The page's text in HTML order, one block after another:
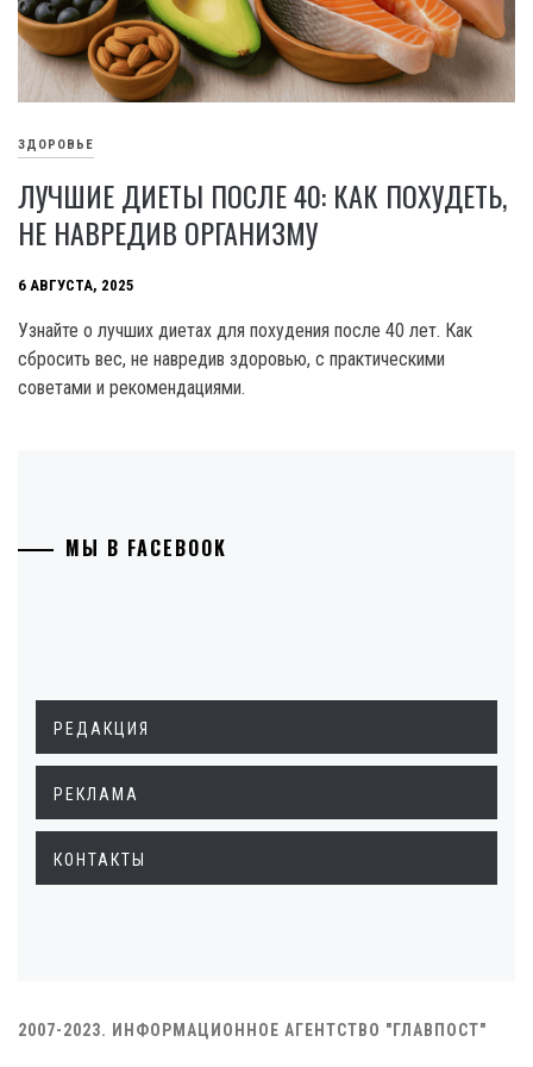
ЗДОРОВЬЕ
ЛУЧШИЕ ДИЕТЫ ПОСЛЕ 40: КАК ПОХУДЕТЬ,
НЕ НАВРЕДИВ ОРГАНИЗМУ
6 АВГУСТА, 2025
Узнайте о лучших диетах для похудения после 40 лет. Как
сбросить вес, не навредив здоровью, с практическими
советами и рекомендациями.
МЫ В FACEBOOK
РЕДАКЦИЯ
РЕКЛАМА
КОНТАКТЫ
2007-2023. ИНФОРМАЦИОННОЕ АГЕНТСТВО "ГЛАВПОСТ"